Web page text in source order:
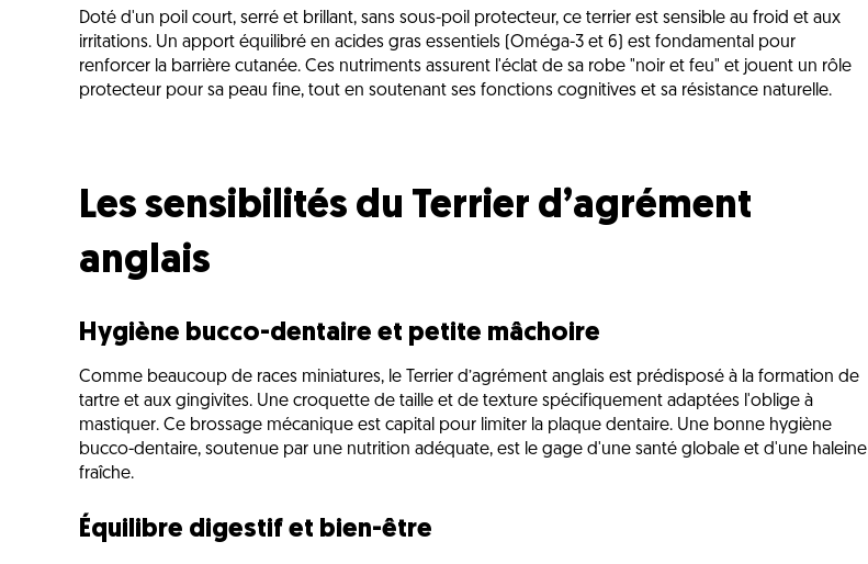
Doté d'un poil court, serré et brillant, sans sous-poil protecteur, ce terrier est sensible au froid et aux
irritations. Un apport équilibré en acides gras essentiels (Oméga-3 et 6) est fondamental pour
renforcer la barrière cutanée. Ces nutriments assurent l'éclat de sa robe "noir et feu" et jouent un rôle
protecteur pour sa peau fine, tout en soutenant ses fonctions cognitives et sa résistance naturelle.
Les sensibilités du Terrier d’agrément
anglais
Hygiène bucco-dentaire et petite mâchoire
Comme beaucoup de races miniatures, le Terrier d’agrément anglais est prédisposé à la formation de
tartre et aux gingivites. Une croquette de taille et de texture spécifiquement adaptées l'oblige à
mastiquer. Ce brossage mécanique est capital pour limiter la plaque dentaire. Une bonne hygiène
bucco-dentaire, soutenue par une nutrition adéquate, est le gage d'une santé globale et d'une haleine
fraîche.
Équilibre digestif et bien-être